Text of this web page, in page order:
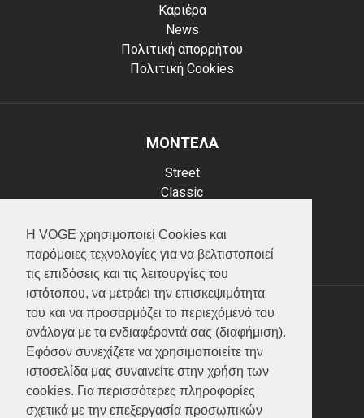
Η VOGE χρησιμοποιεί Cookies και
παρόμοιες τεχνολογίες για να βελτιστοποιεί
τις επιδόσεις και τις λειτουργίες του
ιστότοπου, να μετράει την επισκεψιμότητα
του και να προσαρμόζει το περιεχόμενό του
ανάλογα με τα ενδιαφέροντά σας (διαφήμιση).
Εφόσον συνεχίζετε να χρησιμοποιείτε την
ιστοσελίδα μας συναινείτε στην χρήση των
cookies. Για περισσότερες πληροφορίες
σχετικά με την επεξεργασία προσωπικών
Καριέρα
News
Πολιτική απορρήτου
Πολιτική Cookies
ΜΟΝΤΕΛΑ
Street
Classic
Scooter
ATV (Loncin)
ΥΠΗΡΕΣΙΕΣ
Test ride
Επικοινωνία
Service
Κατάλογος